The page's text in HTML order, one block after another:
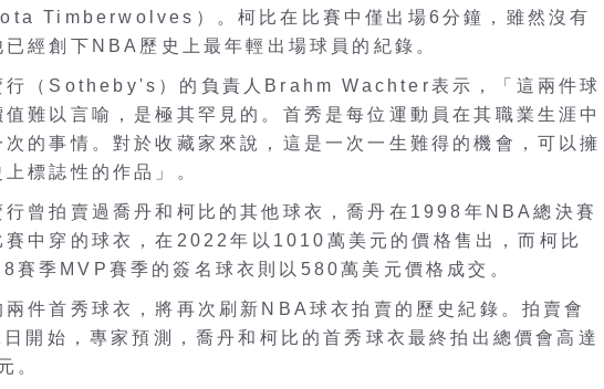
Timberwolves）。柯比在比賽中僅出場6分鐘，雖然沒有
已經創下NBA歷史上最年輕出場球員的紀錄。
行（Sotheby's）的負責人Brahm Wachter表示，「這兩件球
值難以言喻，是極其罕見的。首秀是每位運動員在其職業生涯中
次的事情。對於收藏家來說，這是一次一生難得的機會，可以擁
標誌性的作品」。
行曾拍賣過喬丹和柯比的其他球衣，喬丹在1998年NBA總決賽
賽中穿的球衣，在2022年以1010萬美元的價格售出，而柯比
賽季MVP賽季的簽名球衣則以580萬美元價格成交。
兩件首秀球衣，將再次刷新NBA球衣拍賣的歷史紀錄。拍賣會
開始，專家預測，喬丹和柯比的首秀球衣最終拍出總價會高達
。